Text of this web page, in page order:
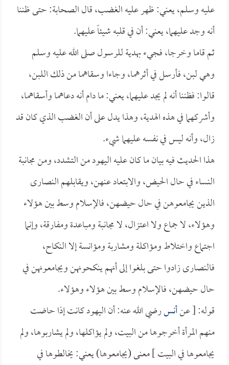
عليه وسلم، يعني: ظهر عليه الغضب، قال الصحابة: حتى ظننا
أنه وجد عليهما، يعني: أن في قلبه شيئاً عليهما.
ثم قاما وخرجا، فجيء بهدية للرسول صلى الله عليه وسلم
وهي لبن، فأرسل في أثرهما، وجاءا وسقاهما من ذلك اللبن،
قالوا: فظننا أنه لم يجد عليهما، يعني: ما دام أنه دعاهما وأسقاهما،
وأشركهما في هذه الهدية، وهذا يدل على أن الغضب الذي كان قد
زال، وأنه ليس في نفسه عليهما شيء.
هذا الحديث فيه بيان ما كان عليه اليهود من التشدد، ومن مجانبة
النساء في حال الحيض، والابتعاد عنهن، ويقابلهم النصارى
الذين يجامعوهن في حال حيضهن، فالإسلام وسط بين هؤلاء
وهؤلاء، لا جماع ولا اعتزال، لا مجانبة ومباعدة ومفارقة، وإنما
اجتماع واختلاط ومؤاكلة ومشاربة ومؤانسة إلا النكاح،
فالنصارى زادوا حتى بلغوا إلى أنهم ينكحونهن ويجامعونهن في
حال حيضهن، فالإسلام وسط بين هؤلاء وهؤلاء.
قوله: [ عنأنسرضي الله عنه: أن اليهود كانت إذا حاضت
منهم المرأة أخرجوها من البيت، ولم يؤاكلها، ولم يشاربوها، ولم
يجامعوها في البيت ] معنى (يجامعوها) يعني: يخالطوها في